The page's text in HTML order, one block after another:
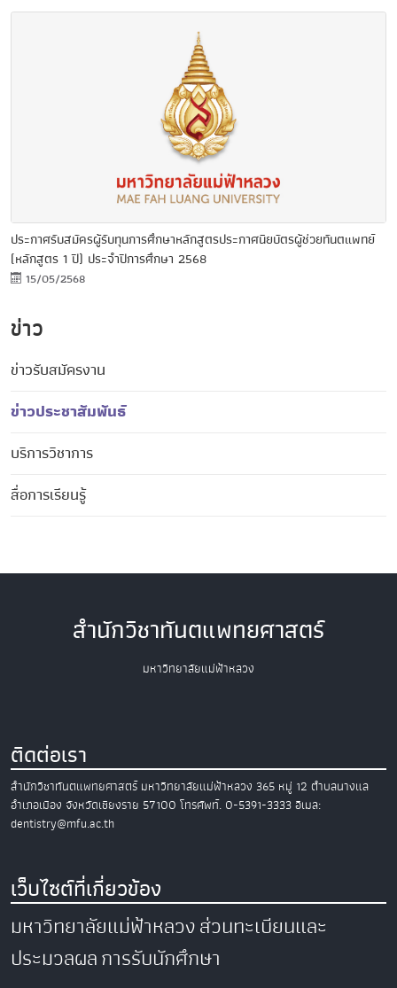
ประกาศรับสมัครผู้รับทุนการศึกษาหลักสูตรประกาศนียบัตรผู้ช่วยทันตแพทย์
(หลักสูตร 1 ปี) ประจำปีการศึกษา 2568
15/05/2568
ข่าว
ข่าวรับสมัครงาน
ข่าวประชาสัมพันธ์
บริการวิชาการ
สื่อการเรียนรู้
สำนักวิชาทันตแพทยศาสตร์
มหาวิทยาลัยแม่ฟ้าหลวง
ติดต่อเรา
สำนักวิชาทันตแพทยศาสตร์ มหาวิทยาลัยแม่ฟ้าหลวง 365 หมู่ 12 ตำบลนางแล
อำเภอเมือง จังหวัดเชียงราย 57100 โทรศัพท์. 0-5391-3333อีเมล:
dentistry@mfu.ac.th
เว็บไซต์ที่เกี่ยวข้อง
มหาวิทยาลัยแม่ฟ้าหลวงส่วนทะเบียนและ
ประมวลผลการรับนักศึกษา